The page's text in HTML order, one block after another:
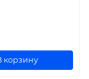
корзину